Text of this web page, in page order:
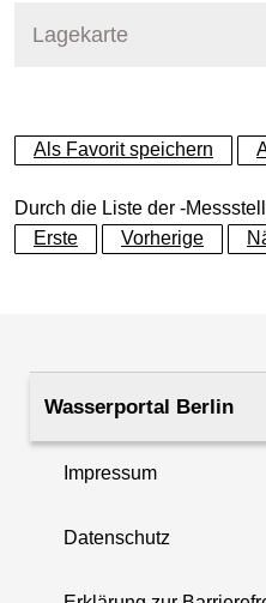
Lagekarte
+
−
Als Favorit speichern
Durch die Liste der -
Erste
Vorherige
Wasserportal Berlin
Impressum
Datenschutz